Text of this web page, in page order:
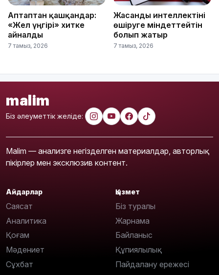
Аптаптан қашқандар:
«Жел үңгірі» хитке
айналды
7 тамыз, 2026
Жасанды интеллектіні
өшіруге міндеттейтін
болып жатыр
7 тамыз, 2026
malim
Біз әлеуметтік желіде:
Malim — анализге негізделген материалдар, авторлық
пікірлер мен эксклюзив контент.
Айдарлар
Саясат
Аналитика
Қоғам
Мәдениет
Сұхбат
Қызмет
Біз туралы
Жарнама
Байланыс
Құпиялылық
Пайдалану ережесі